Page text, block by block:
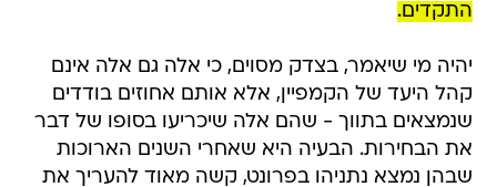
התקדים.
יהיה מי שיאמר, בצדק מסוים, כי אלה גם אלה אינם
קהל היעד של הקמפיין, אלא אותם אחוזים בודדים
שנמצאים בתווך - שהם אלה שיכריעו בסופו של דבר
את הבחירות. הבעיה היא שאחרי השנים הארוכות
שבהן נמצא נתניהו בפרונט, קשה מאוד להעריך את